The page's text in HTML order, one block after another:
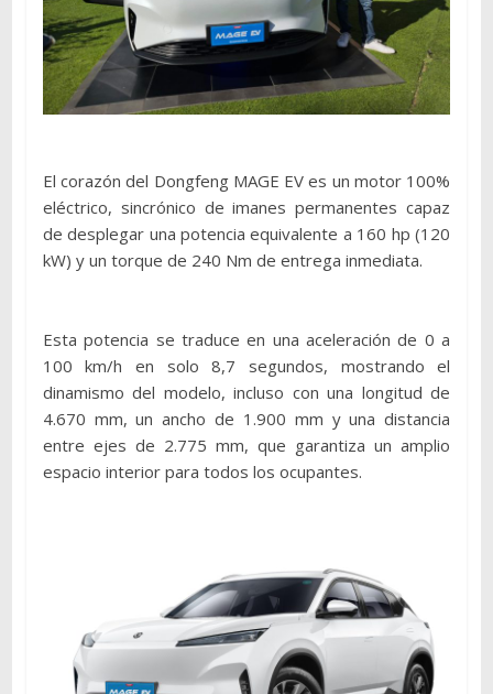
El corazón del Dongfeng MAGE EV es un motor 100%
eléctrico, sincrónico de imanes permanentes capaz
de desplegar una potencia equivalente a 160 hp (120
kW) y un torque de 240 Nm de entrega inmediata.
Esta potencia se traduce en una aceleración de 0 a
100 km/h en solo 8,7 segundos, mostrando el
dinamismo del modelo, incluso con una longitud de
4.670 mm, un ancho de 1.900 mm y una distancia
entre ejes de 2.775 mm, que garantiza un amplio
espacio interior para todos los ocupantes.